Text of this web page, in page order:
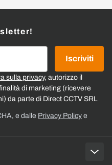
sulla privacy, autorizzo il
di marketing (ricevere
da parte di Direct CCTV SRL
Iscriviti
e dalle Privacy Policy e